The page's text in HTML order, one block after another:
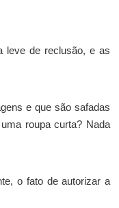
leve de reclusão, e as
e que são safadas
roupa curta? Nada
o fato de autorizar a